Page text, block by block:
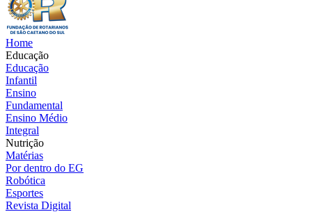
Home
Educação
Educação
Infantil
Ensino
Fundamental
Ensino Médio
Integral
Nutrição
Matérias
Por dentro do EG
Robótica
Esportes
Revista Digital